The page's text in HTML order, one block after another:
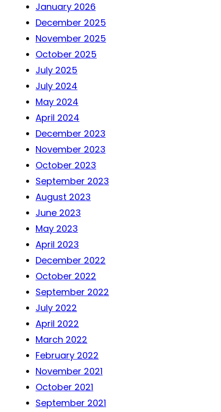
January 2026
December 2025
November 2025
October 2025
July 2025
July 2024
May 2024
April 2024
December 2023
November 2023
October 2023
September 2023
August 2023
June 2023
May 2023
April 2023
December 2022
October 2022
September 2022
July 2022
April 2022
March 2022
February 2022
November 2021
October 2021
September 2021